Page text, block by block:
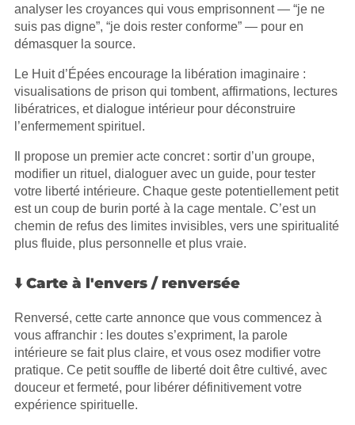
analyser les croyances qui vous emprisonnent — “je ne
suis pas digne”, “je dois rester conforme” — pour en
démasquer la source.
Le Huit d’Épées encourage la libération imaginaire :
visualisations de prison qui tombent, affirmations, lectures
libératrices, et dialogue intérieur pour déconstruire
l’enfermement spirituel.
Il propose un premier acte concret : sortir d’un groupe,
modifier un rituel, dialoguer avec un guide, pour tester
votre liberté intérieure. Chaque geste potentiellement petit
est un coup de burin porté à la cage mentale. C’est un
chemin de refus des limites invisibles, vers une spiritualité
plus fluide, plus personnelle et plus vraie.
⬇️ Carte à l'envers / renversée
Renversé, cette carte annonce que vous commencez à
vous affranchir : les doutes s’expriment, la parole
intérieure se fait plus claire, et vous osez modifier votre
pratique. Ce petit souffle de liberté doit être cultivé, avec
douceur et fermeté, pour libérer définitivement votre
expérience spirituelle.